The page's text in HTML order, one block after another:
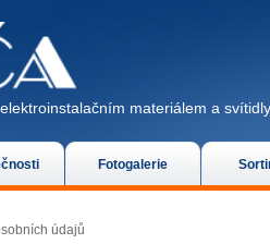
Fotogalerie
materiálem a
údajů